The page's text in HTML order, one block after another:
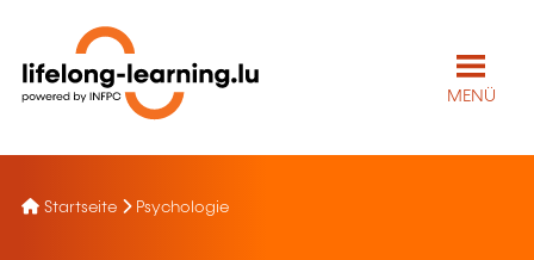
MENÜ
Startseite Psychologie